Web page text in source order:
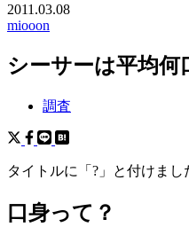
2011.03.08
miooon
シーサーは平均何
調査
タイトルに「?」と付けま
口身って？